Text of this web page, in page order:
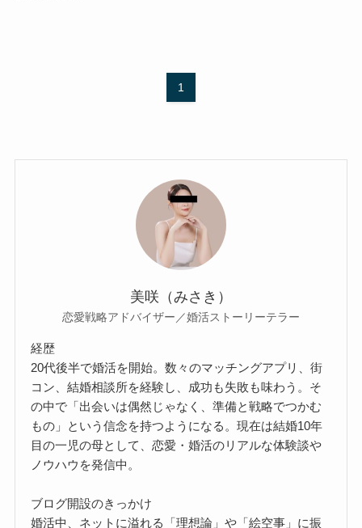
1
美咲（みさき）
恋愛戦略アドバイザー／婚活ストーリーテラー
経歴
20代後半で婚活を開始。数々のマッチングアプリ、街
コン、結婚相談所を経験し、成功も失敗も味わう。そ
の中で「出会いは偶然じゃなく、準備と戦略でつかむ
もの」という信念を持つようになる。現在は結婚10年
目の一児の母として、恋愛・婚活のリアルな体験談や
ノウハウを発信中。
ブログ開設のきっかけ
婚活中、ネットに溢れる「理想論」や「絵空事」に振